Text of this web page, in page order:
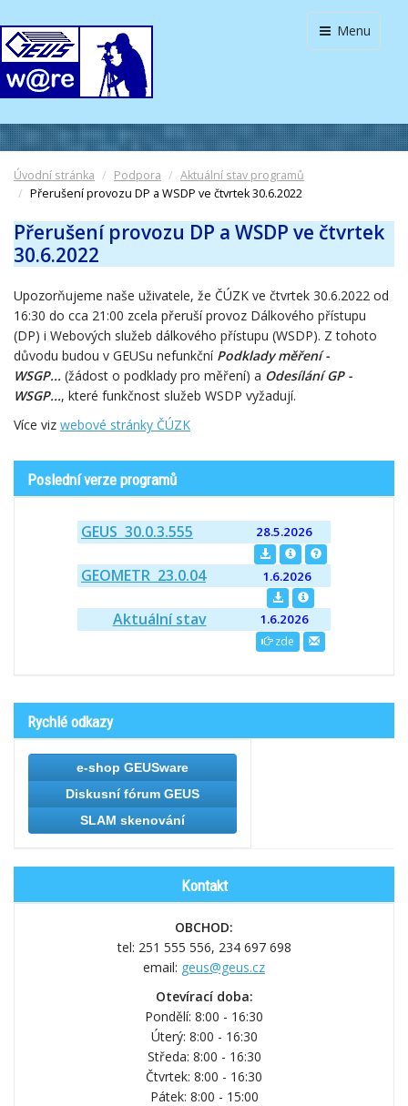
Menu
Úvodní stránka Podpora
Aktuální stav programů
Přerušení provozu DP a WSDP ve čtvrtek 30.6.2022
Přerušení provozu DP a WSDP ve čtvrtek
30.6.2022
Upozorňujeme naše uživatele, že ČÚZK ve čtvrtek 30.6.2022 od
16:30 do cca 21:00 zcela přeruší provoz Dálkového přístupu
(DP) i Webových služeb dálkového přístupu (WSDP). Z tohoto
důvodu budou v GEUSu nefunkční Podklady měření -
WSGP... (žádost o podklady pro měření) a Odesílání GP -
WSGP..., které funkčnost služeb WSDP vyžadují.
Více viz webové stránky ČÚZK
Poslední verze programů
GEUS 30.0.3.555 28.5.2026
GEOMETR 23.0.04 1.6.2026
Aktuální stav 1.6.2026
zde
Rychlé odkazy
e-shop GEUSware
Diskusní fórum GEUS
SLAM skenování
Kontakt
OBCHOD:
tel: 251 555 556, 234 697 698
email: geus@geus.cz
Otevírací doba:
Pondělí: 8:00 - 16:30
Úterý: 8:00 - 16:30
Středa: 8:00 - 16:30
Čtvrtek: 8:00 - 16:30
Pátek: 8:00 - 15:00